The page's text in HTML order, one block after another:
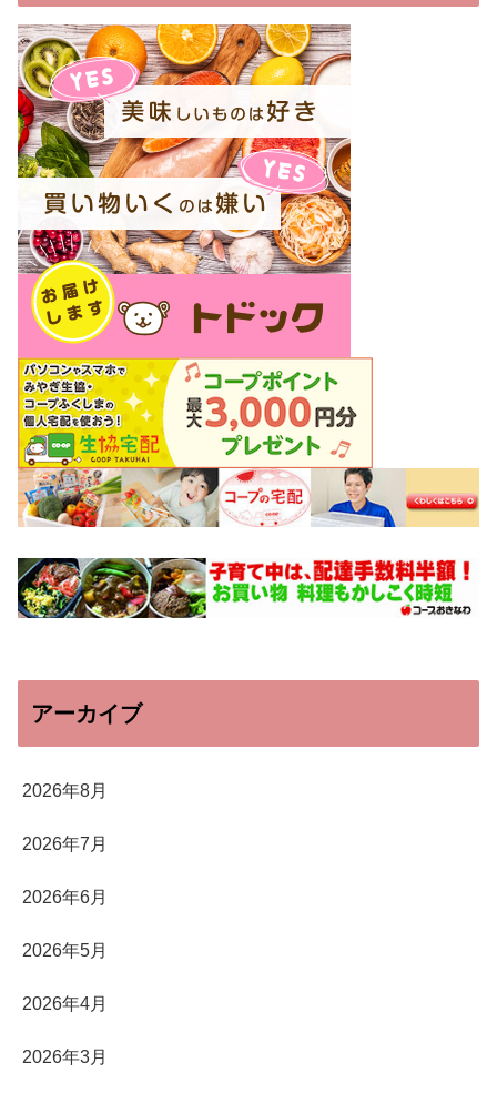
アーカイブ
2026年8月
2026年7月
2026年6月
2026年5月
2026年4月
2026年3月